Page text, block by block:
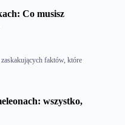
Co musisz
faktów, które
wszystko,